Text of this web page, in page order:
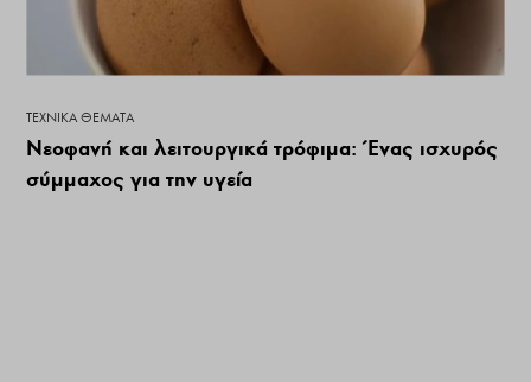
ΤΕΧΝΙΚΆ ΘΈΜΑΤΑ
Νεοφανή και λειτουργικά τρόφιμα: Ένας ισχυρός
σύμμαχος για την υγεία